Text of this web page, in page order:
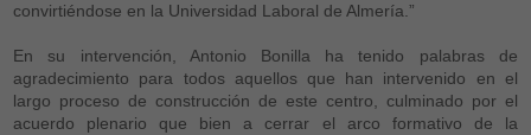
convirtiéndose en la Universidad Laboral de Almería.”
En su intervención, Antonio Bonilla ha tenido palabras de
agradecimiento para todos aquellos que han intervenido en el
largo proceso de construcción de este centro, culminado por el
acuerdo plenario que bien a cerrar el arco formativo de la